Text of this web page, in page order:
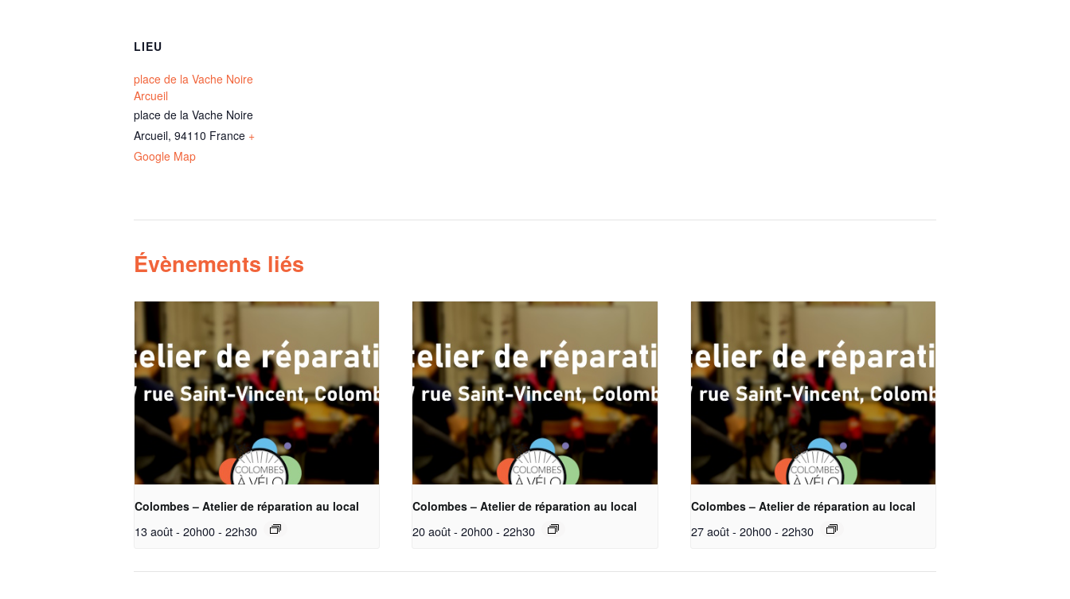
LIEU
place de la Vache Noire
Arcueil
place de la Vache Noire
Arcueil, 94110 France +
Google Map
Évènements liés
Colombes – Atelier de réparation au local
13 août - 20h00- 22h30
Colombes – Atelier de réparation au local
20 août - 20h00 - 22h30
Colombes – Atelier de réparation au local
27 août - 20h00- 22h30